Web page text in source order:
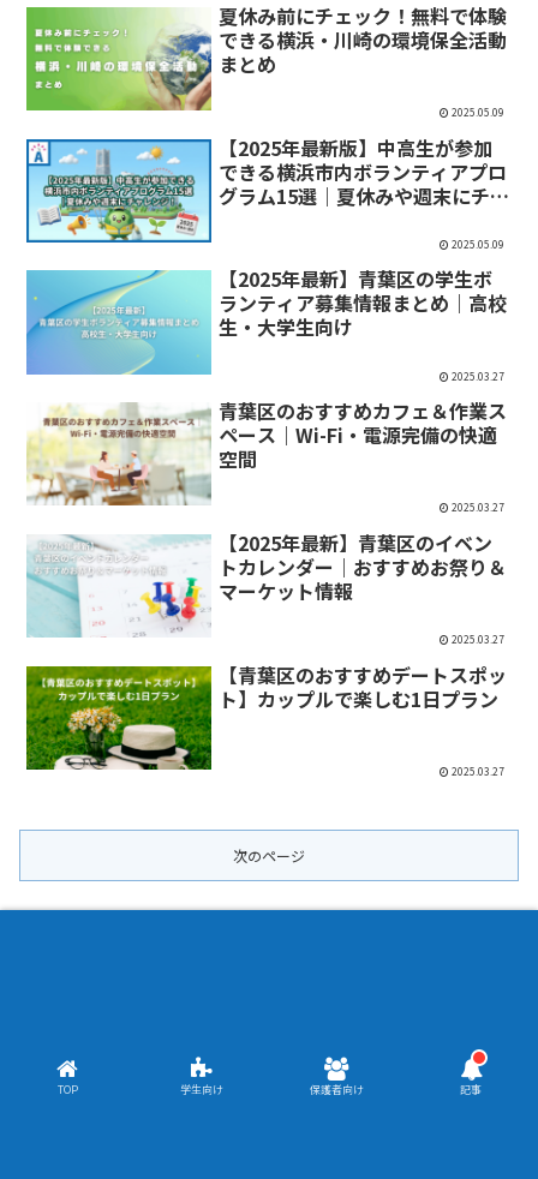
夏休み前にチェック！無料で体験
できる横浜・川崎の環境保全活動
まとめ
2025.05.09
【2025年最新版】中高生が参加
できる横浜市内ボランティアプロ
グラム15選｜夏休みや週末にチャ
2025.05.09
【2025年最新】青葉区の学生ボ
ランティア募集情報まとめ｜高校
生・大学生向け
2025.03.27
青葉区のおすすめカフェ＆作業ス
ペース｜Wi-Fi・電源完備の快適
空間
2025.03.27
【2025年最新】青葉区のイベン
トカレンダー｜おすすめお祭り＆
マーケット情報
2025.03.27
【青葉区のおすすめデートスポッ
ト】カップルで楽しむ1日プラン
2025.03.27
次のページ
TOP 学生向け 保護者向け 記事